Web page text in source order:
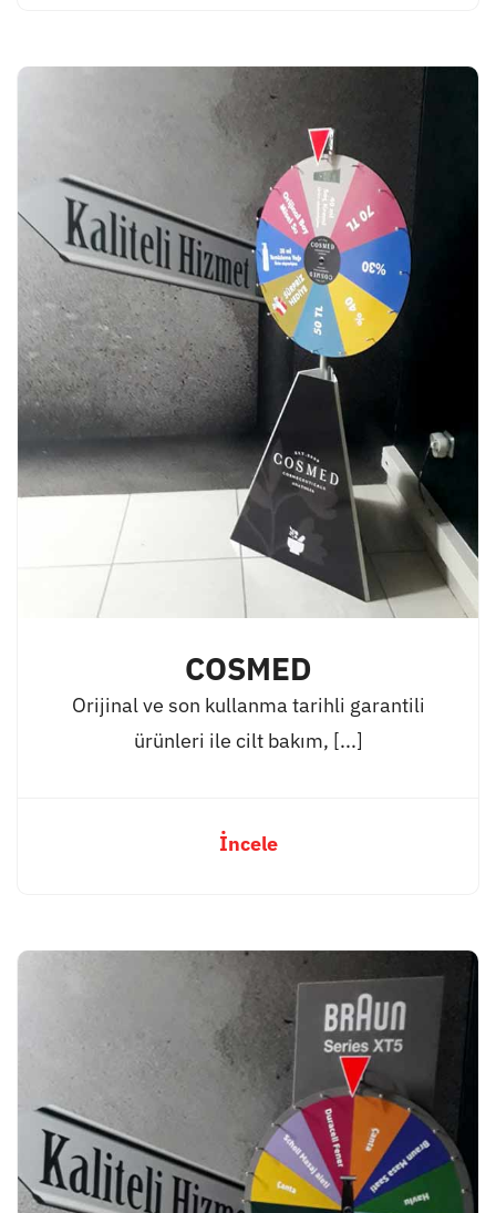
COSMED
Orijinal ve son kullanma tarihli garantili
ürünleri ile cilt bakım, [...]
İncele